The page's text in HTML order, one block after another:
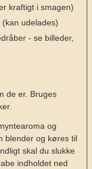
kraftigt i smagen)
(kan udelades)
- se billeder,
de er. Bruges
og
blender og køres til
skal du slukke
indholdet ned